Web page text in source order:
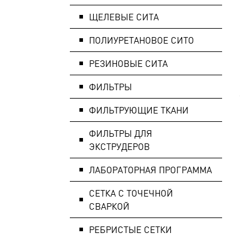
ЩЕЛЕВЫЕ СИТА
ПОЛИУРЕТАНОВОЕ СИТО
РЕЗИНОВЫЕ СИТА
ФИЛЬТРЫ
ФИЛЬТРУЮЩИЕ ТКАНИ
ФИЛЬТРЫ ДЛЯ
ЭКСТРУДЕРОВ
ЛАБОРАТОРНАЯ ПРОГРАММА
СЕТКА С ТОЧЕЧНОЙ
СВАРКОЙ
РЕБРИСТЫЕ СЕТКИ